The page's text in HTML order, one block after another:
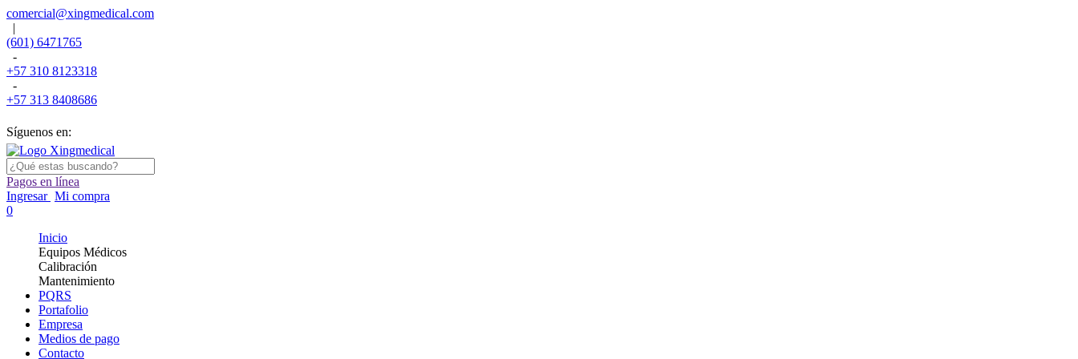
comercial@xingmedical.com
|
(601) 6471765
-
+57 310 8123318
-
+57 313 8408686
Síguenos en:
Pagos en línea
Ingresar Mi compra
0
Inicio
Equipos Médicos
Calibración
Mantenimiento
PQRS
Portafolio
Empresa
Medios de pago
Contacto